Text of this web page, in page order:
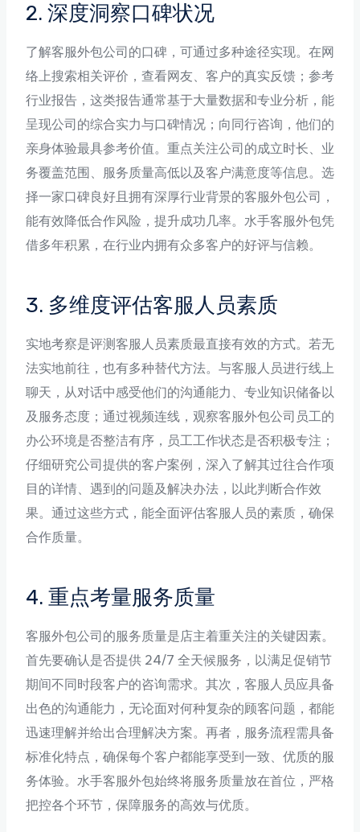
2. 深度洞察口碑状况
了解客服外包公司的口碑，可通过多种途径实现。在网
络上搜索相关评价，查看网友、客户的真实反馈；参考
行业报告，这类报告通常基于大量数据和专业分析，能
呈现公司的综合实力与口碑情况；向同行咨询，他们的
亲身体验最具参考价值。重点关注公司的成立时长、业
务覆盖范围、服务质量高低以及客户满意度等信息。选
择一家口碑良好且拥有深厚行业背景的客服外包公司，
能有效降低合作风险，提升成功几率。水手客服外包凭
借多年积累，在行业内拥有众多客户的好评与信赖。
3. 多维度评估客服人员素质
实地考察是评测客服人员素质最直接有效的方式。若无
法实地前往，也有多种替代方法。与客服人员进行线上
聊天，从对话中感受他们的沟通能力、专业知识储备以
及服务态度；通过视频连线，观察客服外包公司员工的
办公环境是否整洁有序，员工工作状态是否积极专注；
仔细研究公司提供的客户案例，深入了解其过往合作项
目的详情、遇到的问题及解决办法，以此判断合作效
果。通过这些方式，能全面评估客服人员的素质，确保
合作质量。
4. 重点考量服务质量
客服外包公司的服务质量是店主着重关注的关键因素。
首先要确认是否提供 24/7 全天候服务，以满足促销节
期间不同时段客户的咨询需求。其次，客服人员应具备
出色的沟通能力，无论面对何种复杂的顾客问题，都能
迅速理解并给出合理解决方案。再者，服务流程需具备
标准化特点，确保每个客户都能享受到一致、优质的服
务体验。水手客服外包始终将服务质量放在首位，严格
把控各个环节，保障服务的高效与优质。